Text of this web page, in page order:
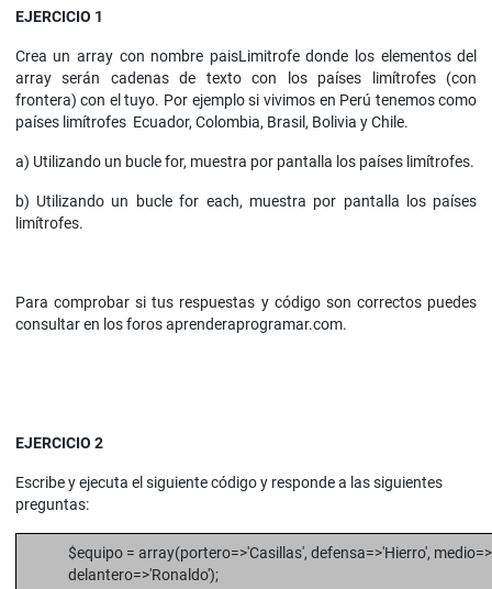
EJERCICIO 1
Crea un array con nombre paisLimitrofe donde los elementos del
array serán cadenas de texto con los países limítrofes (con
frontera) con el tuyo. Por ejemplo si vivimos en Perú tenemos como
países limítrofes Ecuador, Colombia, Brasil, Bolivia y Chile.
a) Utilizando un bucle for, muestra por pantalla los países limítrofes.
b) Utilizando un bucle for each, muestra por pantalla los países
limítrofes.
Para comprobar si tus respuestas y código son correctos puedes
consultar en los foros aprenderaprogramar.com.
EJERCICIO 2
Escribe y ejecuta el siguiente código y responde a las siguientes
preguntas:
$equipo = array(portero=>'Casillas', defensa=>'Hierro',
delantero=>'Ronaldo');